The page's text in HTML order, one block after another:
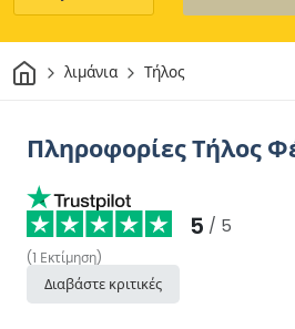
Σπίτιλιμάνια Τήλος
Πληροφορίες Τήλος
5 / 5
(1 Εκτίμηση)
Διαβάστε κριτικές